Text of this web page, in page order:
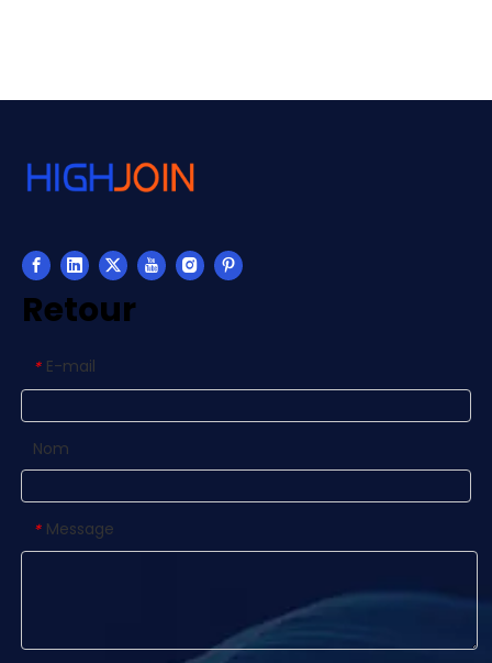
Retour
* E-mail
Nom
* Message